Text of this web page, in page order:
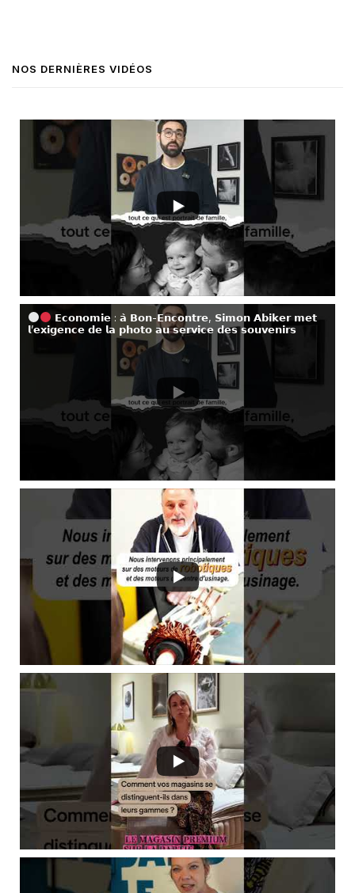
NOS DERNIÈRES VIDÉOS
𝗘𝗰𝗼𝗻𝗼𝗺𝗶𝗲 : 𝗮̀ 𝗕𝗼𝗻-𝗘𝗻𝗰𝗼𝗻𝘁𝗿𝗲, 𝗦𝗶𝗺𝗼𝗻 𝗔𝗯𝗶𝗸𝗲𝗿 𝗺𝗲𝘁
𝗹’𝗲𝘅𝗶𝗴𝗲𝗻𝗰𝗲 𝗱𝗲 𝗹𝗮 𝗽𝗵𝗼𝘁𝗼 𝗮𝘂 𝘀𝗲𝗿𝘃𝗶𝗰𝗲 𝗱𝗲𝘀 𝘀𝗼𝘂𝘃𝗲𝗻𝗶𝗿𝘀